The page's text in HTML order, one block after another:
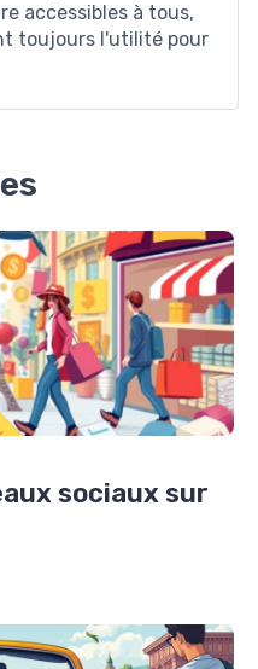
accessibles à tous,
toujours l'utilité pour
sociaux sur